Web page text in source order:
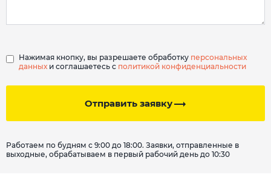
Отправить заявку
Нажимая кнопку, вы разрешаете обработку персональных
данных и соглашаетесь с политикой конфиденциальности
Работаем по будням с 9:00 до 18:00. Заявки, отправленные в
выходные, обрабатываем в первый рабочий день до 10:30